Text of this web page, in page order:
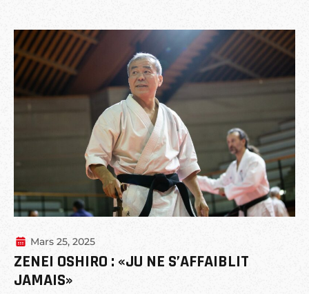
Mars 25, 2025
ZENEI OSHIRO : «JU NE S’AFFAIBLIT
JAMAIS»